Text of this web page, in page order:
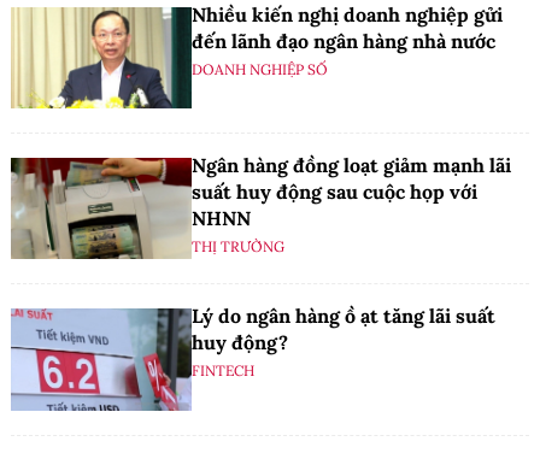
Nhiều kiến nghị doanh nghiệp gửi
đến lãnh đạo ngân hàng nhà nước
DOANH NGHIỆP SỐ
Ngân hàng đồng loạt giảm mạnh lãi
suất huy động sau cuộc họp với
NHNN
THỊ TRƯỜNG
Lý do ngân hàng ồ ạt tăng lãi suất
huy động?
FINTECH